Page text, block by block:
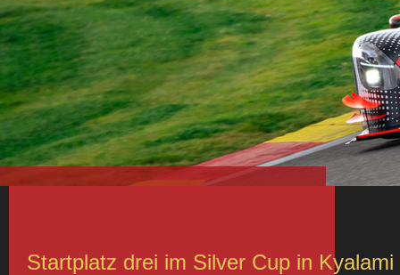
Startplatz drei im Silver Cup in Kyalami